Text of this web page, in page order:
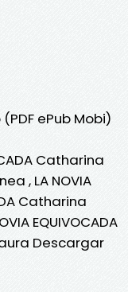
ePub Mobi)
Catharina
, LA NOVIA
Catharina
EQUIVOCADA
Descargar